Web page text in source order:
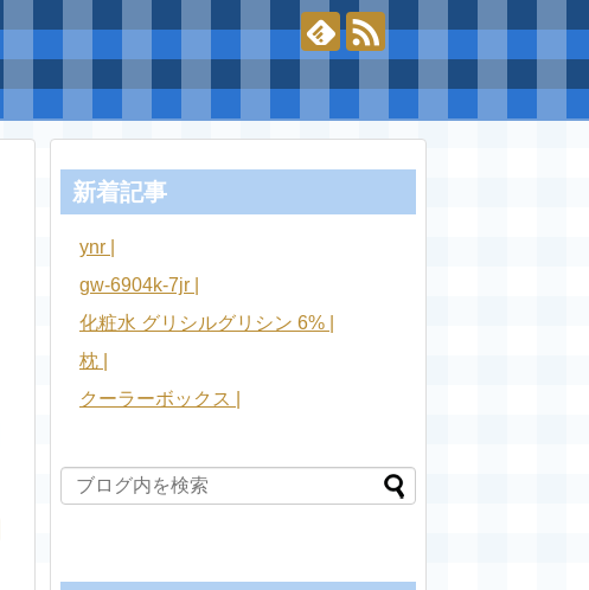
新着記事
ynr |
gw-6904k-7jr |
化粧水 グリシルグリシン 6% |
枕 |
クーラーボックス |